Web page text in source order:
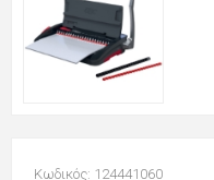
Κωδικός: 124441060